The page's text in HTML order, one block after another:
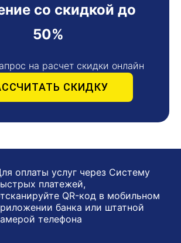
со скидкой до
50%
на расчет скидки онлайн
СКИДКУ
оплаты услуг через Систему
платежей,
QR-код в мобильном
банка или штатной
телефона